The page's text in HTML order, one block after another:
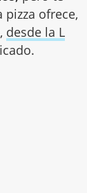
ofrece,
desde la L